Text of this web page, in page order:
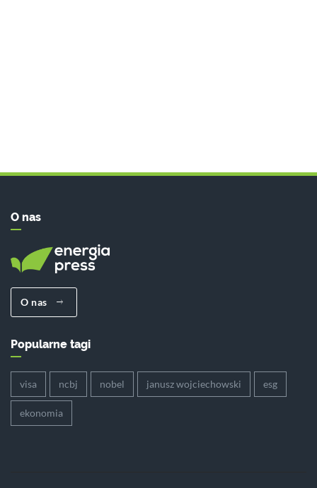
O nas
O nas
Popularne tagi
visa ncbj nobel janusz wojciechowski esg
ekonomia